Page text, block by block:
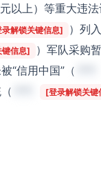
以上）等重大违法
录解锁关键信息]
）列
键信息]
）军队采购
“信用中国”（
[登录解锁关键